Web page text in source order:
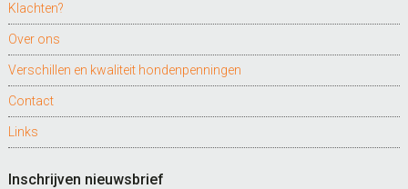
Klachten?
Over ons
Verschillen en kwaliteit hondenpenningen
Contact
Links
Inschrijven nieuwsbrief